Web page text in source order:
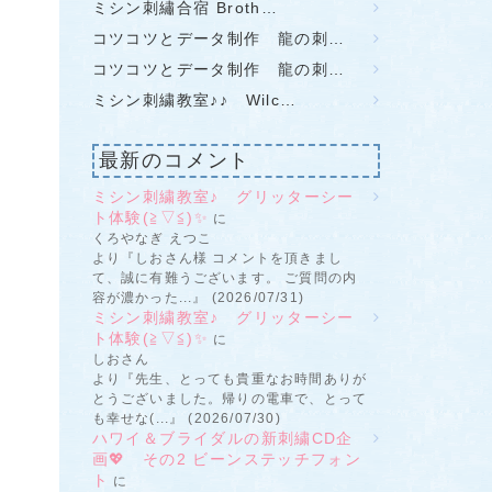
ミシン刺繡合宿 Broth…
コツコツとデータ制作 龍の刺…
コツコツとデータ制作 龍の刺…
ミシン刺繍教室♪♪ Wilc…
最新のコメント
ミシン刺繍教室♪ グリッターシー
ト体験(≧▽≦)✨ に
くろやなぎ えつこ
より『しおさん様 コメントを頂きまし
て、誠に有難うございます。 ご質問の内
容が濃かった...』 (2026/07/31)
ミシン刺繍教室♪ グリッターシー
ト体験(≧▽≦)✨ に
しおさん
より『先生、とっても貴重なお時間ありが
とうございました。帰りの電車で、とって
も幸せな(...』 (2026/07/30)
ハワイ＆ブライダルの新刺繍CD企
画💖 その2 ビーンステッチフォン
ト
に